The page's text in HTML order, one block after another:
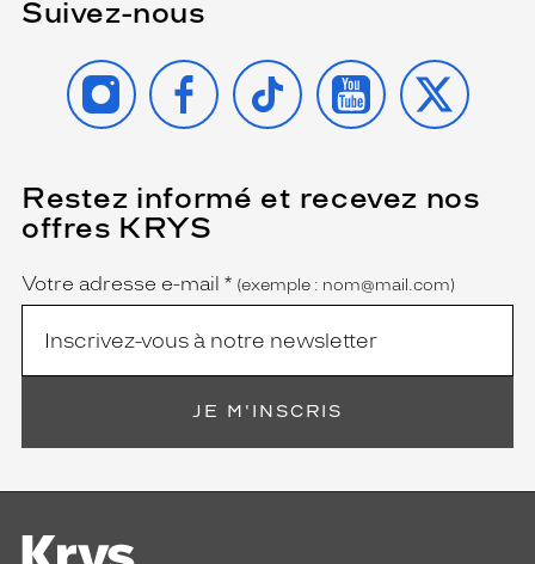
p
Suivez-nous
INSTAGRAMFACEBOOK
TIKTOK YOUTUBE
X
Restez informé et recevez nos
offres KRYS
Name
Votre adresse e-mail *
(Ce
champ
est
(exemple : nom@mail.com)
JE M'INSCRIS